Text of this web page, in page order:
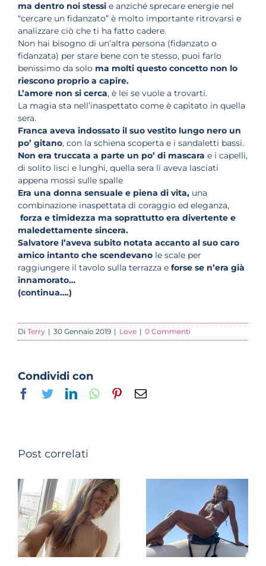
ma dentro noi stessi e anziché sprecare energie nel
“cercare un fidanzato” è molto importante ritrovarsi e
analizzare ciò che ti ha fatto cadere.
Non hai bisogno di un’altra persona (fidanzato o
fidanzata) per stare bene con te stesso, puoi farlo
benissimo da solo ma molti questo concetto non lo
riescono proprio a capire.
L’amore non si cerca, è lei se vuole a trovarti.
La magia sta nell’inaspettato come è capitato in quella
sera.
Franca aveva indossato il suo vestito lungo nero un
po’ gitano, con la schiena scoperta e i sandaletti bassi.
Non era truccata a parte un po’ di mascara e i capelli,
di solito lisci e lunghi, quella sera li aveva lasciati
appena mossi sulle spalle
Era una donna sensuale e piena di vita, una
combinazione inaspettata di coraggio ed eleganza,
forza e timidezza ma soprattutto era divertente e
maledettamente sincera.
Salvatore l’aveva subito notata accanto al suo caro
amico intanto che scendevano le scale per
raggiungere il tavolo sulla terrazza e forse se n’era già
innamorato…
(continua….)
Di Terry | 30 Gennaio 2019 | Love | 0 Commenti
Condividi con
Facebook
TwitterLinkedInWhatsapp
Pinterest
Email
Post correlati